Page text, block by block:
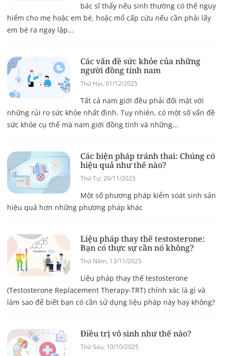
bác sĩ thấy nếu sinh thường có thể nguy
hiểm cho mẹ hoặc em bé, hoặc mổ cấp cứu nếu cần phải lấy
em bé ra ngay lập...
Các vấn đề sức khỏe của những
người đồng tính nam
Thứ Hai, 01/12/2025
Tất cả nam giới đều phải đối mặt với
những rủi ro sức khỏe nhất định. Tuy nhiên, có một số vấn đề
sức khỏe cụ thể mà nam giới đồng tính và những...
Các biện pháp tránh thai: Chúng có
hiệu quả như thế nào?
Thứ Tư, 26/11/2025
Một số phương pháp kiểm soát sinh sản
hiệu quả hơn những phương pháp khác
Liệu pháp thay thế testosterone:
Bạn có thực sự cần nó không?
Thứ Năm, 13/11/2025
Liệu pháp thay thế testosterone
(Testosterone Replacement Therapy-TRT) chính xác là gì và
làm sao để biết bạn có cần sử dụng liệu pháp này hay không?
Điều trị vô sinh như thế nào?
Thứ Sáu, 10/10/2025